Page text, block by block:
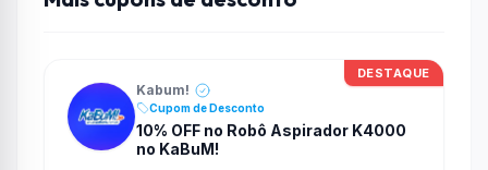
DESTAQUE
Kabum!
Cupom de Desconto
10% OFF no Robô Aspirador K4000
no KaBuM!